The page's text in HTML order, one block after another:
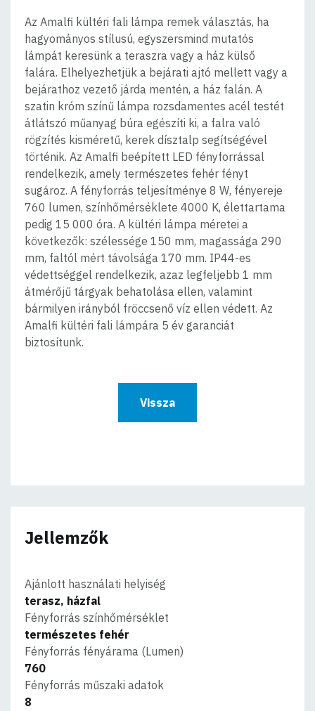
Az Amalfi kültéri fali lámpa remek választás, ha
hagyományos stílusú, egyszersmind mutatós
lámpát keresünk a teraszra vagy a ház külső
falára. Elhelyezhetjük a bejárati ajtó mellett vagy a
bejárathoz vezető járda mentén, a ház falán. A
szatin króm színű lámpa rozsdamentes acél testét
átlátszó műanyag búra egészíti ki, a falra való
rögzítés kisméretű, kerek dísztalp segítségével
történik. Az Amalfi beépített LED fényforrással
rendelkezik, amely természetes fehér fényt
sugároz. A fényforrás teljesítménye 8 W, fényereje
760 lumen, színhőmérséklete 4000 K, élettartama
pedig 15 000 óra. A kültéri lámpa méretei a
következők: szélessége 150 mm, magassága 290
mm, faltól mért távolsága 170 mm. IP44-es
védettséggel rendelkezik, azaz legfeljebb 1 mm
átmérőjű tárgyak behatolása ellen, valamint
bármilyen irányból fröccsenő víz ellen védett. Az
Amalfi kültéri fali lámpára 5 év garanciát
biztosítunk.
Vissza
Jellemzők
Ajánlott használati helyiség
terasz, házfal
Fényforrás színhőmérséklet
természetes fehér
Fényforrás fényárama (Lumen)
760
Fényforrás műszaki adatok
8